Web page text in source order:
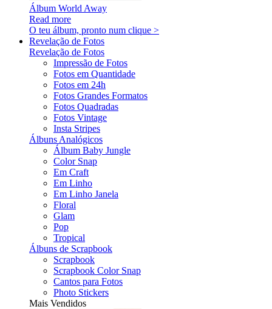
Álbum World Away
Read more
O teu álbum, pronto num clique >
Revelação de Fotos
Revelação de Fotos
Impressão de Fotos
Fotos em Quantidade
Fotos em 24h
Fotos Grandes Formatos
Fotos Quadradas
Fotos Vintage
Insta Stripes
Álbuns Analógicos
Álbum Baby Jungle
Color Snap
Em Craft
Em Linho
Em Linho Janela
Floral
Glam
Pop
Tropical
Álbuns de Scrapbook
Scrapbook
Scrapbook Color Snap
Cantos para Fotos
Photo Stickers
Mais Vendidos